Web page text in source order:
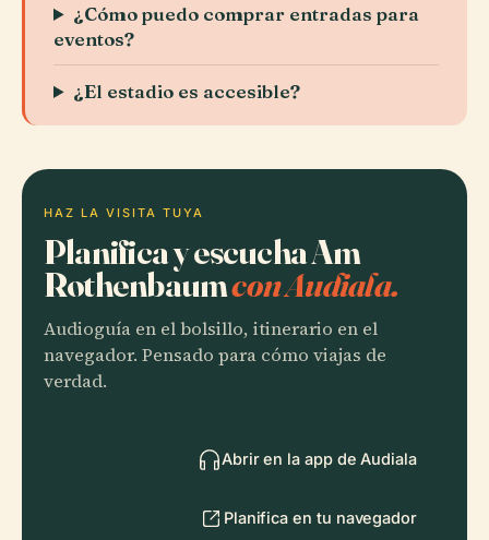
¿Cómo puedo comprar entradas para
eventos?
¿El estadio es accesible?
HAZ LA VISITA TUYA
Planifica y escucha Am
Rothenbaumcon Audiala.
Audioguía en el bolsillo, itinerario en el
navegador. Pensado para cómo viajas de
verdad.
Abrir en la app de Audiala
Planifica en tu navegador